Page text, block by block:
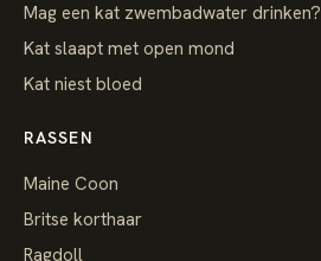
Mag een kat zwembadwater drinken?
Kat slaapt met open mond
Kat niest bloed
RASSEN
Maine Coon
Britse korthaar
Ragdoll